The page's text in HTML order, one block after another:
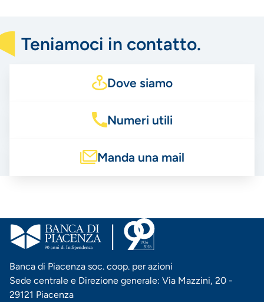
Teniamoci in contatto.
Dove siamo
Numeri utili
Manda una mail
Banca di Piacenza soc. coop. per azioni
Sede centrale e Direzione generale: Via Mazzini, 20 -
29121 Piacenza